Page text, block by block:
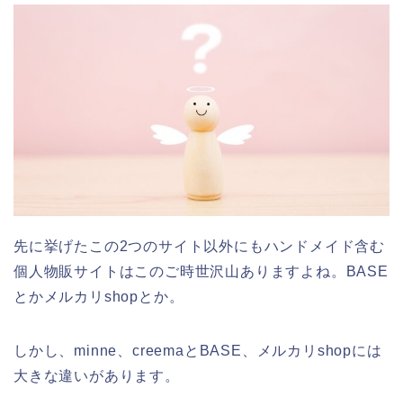
先に挙げたこの2つのサイト以外にもハンドメイド含む
個人物販サイトはこのご時世沢山ありますよね。BASE
とかメルカリshopとか。
しかし、minne、creemaとBASE、メルカリshopには
大きな違いがあります。